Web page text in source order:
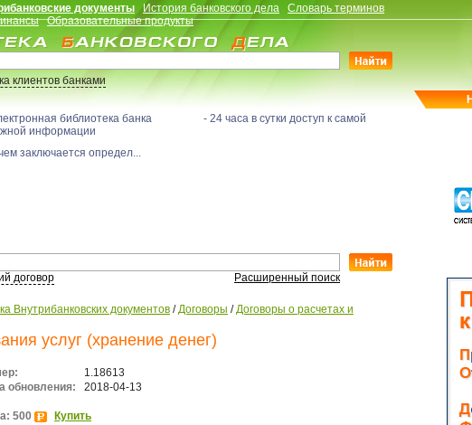
документы История банковского дела
Словарь терминов
Образовательные продукты
клиентов банками
библиотека банка - 24 часа в сутки доступ к самой
информации
заключается определ...
договор Расширенный поиск
Внутрибанковских документов /Договоры /Договоры о расчетах и
услуг (хранение денег)
1.18613
обновления:
2018-04-13
500 Купить